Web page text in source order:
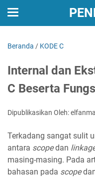
Beranda / KODE C
Internal dan
C Beserta
Dipublikasikan Oleh:
Terkadang sangat sulit
antara scopedan
masing-masing. Pada
bahasan pada scope